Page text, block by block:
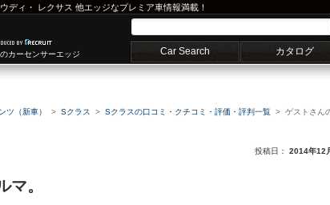
ディ ・ レクサス 他エッジなプレミア車情報満載！
カーセンサーエッジ Car Search カタログ
ツ（新車） Sクラス Sクラスの口コミ・クチコミ・評価・評判一覧 ゲストさん
投稿日： 2014年12
マ。